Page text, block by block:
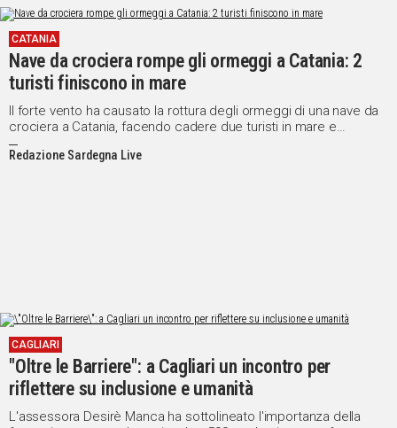
CATANIA
Nave da crociera rompe gli ormeggi a Catania: 2
turisti finiscono in mare
Il forte vento ha causato la rottura degli ormeggi di una nave da
crociera a Catania, facendo cadere due turisti in mare e
danneggiando il molo. Le autorità indagano sull'accaduto
Redazione Sardegna Live
CAGLIARI
"Oltre le Barriere": a Cagliari un incontro per
riflettere su inclusione e umanità
L'assessora Desirè Manca ha sottolineato l'importanza della